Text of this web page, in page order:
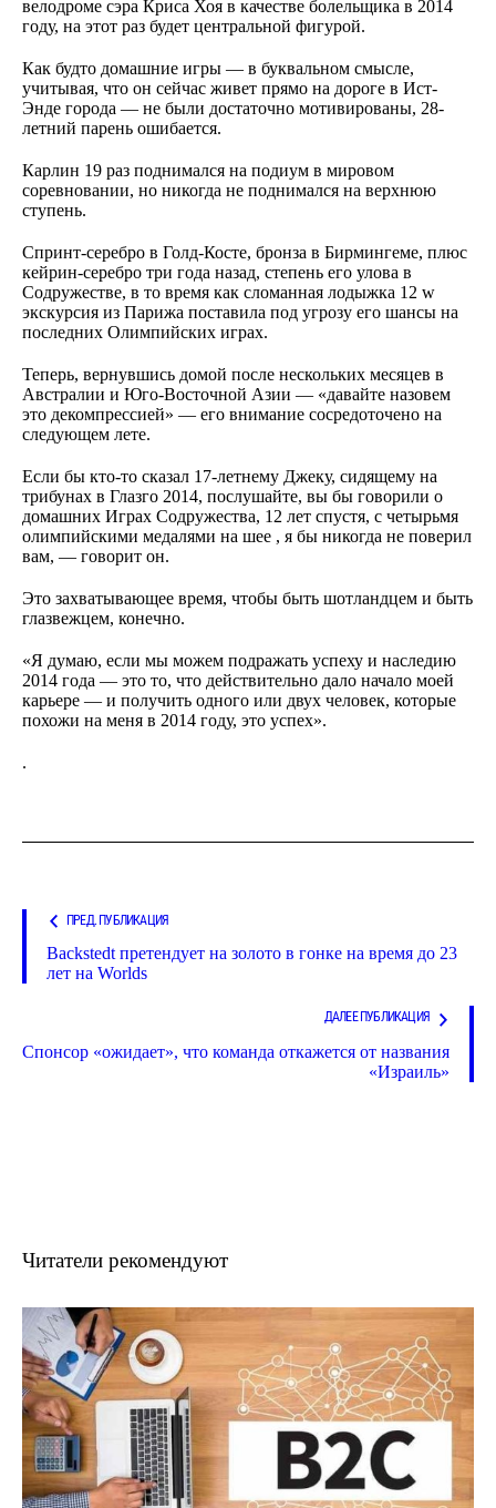
велодроме сэра Криса Хоя в качестве болельщика в 2014
году, на этот раз будет центральной фигурой.
Как будто домашние игры — в буквальном смысле,
учитывая, что он сейчас живет прямо на дороге в Ист-
Энде города — не были достаточно мотивированы, 28-
летний парень ошибается.
Карлин 19 раз поднимался на подиум в мировом
соревновании, но никогда не поднимался на верхнюю
ступень.
Спринт-серебро в Голд-Косте, бронза в Бирмингеме, плюс
кейрин-серебро три года назад, степень его улова в
Содружестве, в то время как сломанная лодыжка 12 w
экскурсия из Парижа поставила под угрозу его шансы на
последних Олимпийских играх.
Теперь, вернувшись домой после нескольких месяцев в
Австралии и Юго-Восточной Азии — «давайте назовем
это декомпрессией» — его внимание сосредоточено на
следующем лете.
Если бы кто-то сказал 17-летнему Джеку, сидящему на
трибунах в Глазго 2014, послушайте, вы бы говорили о
домашних Играх Содружества, 12 лет спустя, с четырьмя
олимпийскими медалями на шее , я бы никогда не поверил
вам, — говорит он.
Это захватывающее время, чтобы быть шотландцем и быть
глазвежцем, конечно.
«Я думаю, если мы можем подражать успеху и наследию
2014 года — это то, что действительно дало начало моей
карьере — и получить одного или двух человек, которые
похожи на меня в 2014 году, это успех».
.
ПРЕД. ПУБЛИКАЦИЯ
Backstedt претендует на золото в гонке на время до 23
лет на Worlds
ДАЛЕЕ ПУБЛИКАЦИЯ
Спонсор «ожидает», что команда откажется от названия
«Израиль»
Читатели рекомендуют